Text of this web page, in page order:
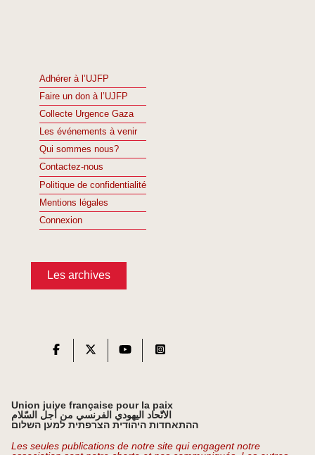
Adhérer à l’UJFP
Faire un don à l’UJFP
Collecte Urgence Gaza
Les événements à venir
Qui sommes nous?
Contactez-nous
Politique de confidentialité
Mentions légales
Connexion
Les archives
Union juive française pour la paix
الاتّحاد اليهودي الفرنسي من أجل السّلام
ההתאחדות היהודית הצרפתית למען השלום
Les seules publications de notre site qui engagent notre